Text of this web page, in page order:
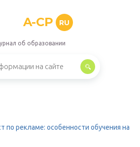
A-CP RU
об образовании
по рекламе: особенности обучения на